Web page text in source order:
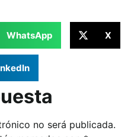
WhatsApp X
no será publicada.